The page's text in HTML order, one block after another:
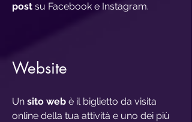
post su Facebook e Instagram.
Website
Un sito web è il biglietto da visita
online della tua attività e uno dei più